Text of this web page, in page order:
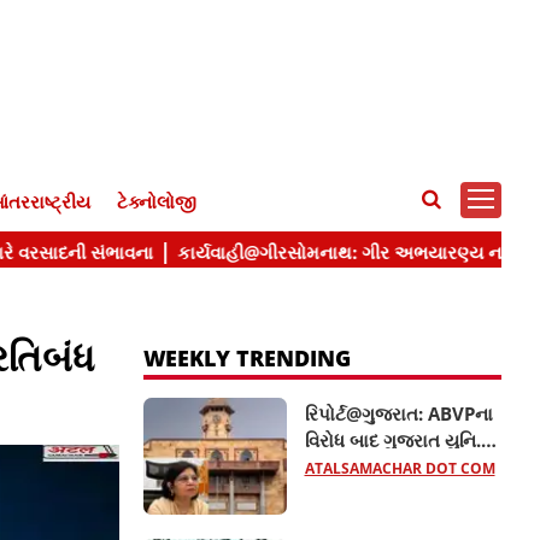
ટેક્નોલોજી
WEEKLY TRENDING
રિપોર્ટ@ગુજરાત: ABVPના
વિરોધ બાદ ગુજરાત યુનિ.ના
10 હોદ્દેદારો સસ્પેન્ડ, જાણો
ATALSAMACHAR DOT COM